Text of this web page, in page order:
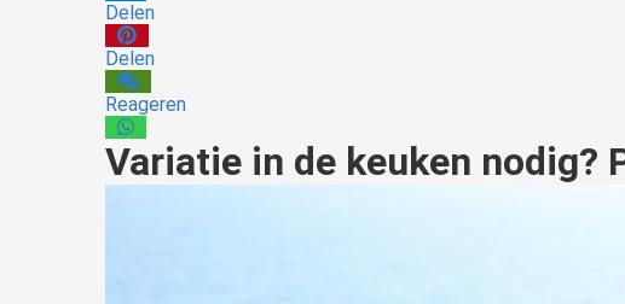
Delen
Delen
Reageren
Variatie in de keuken nodig?